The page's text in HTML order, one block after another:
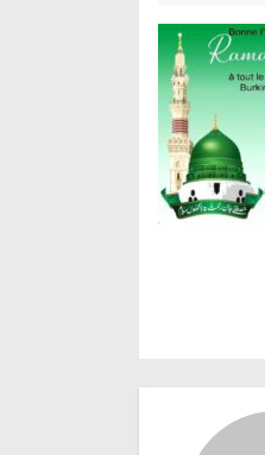
a